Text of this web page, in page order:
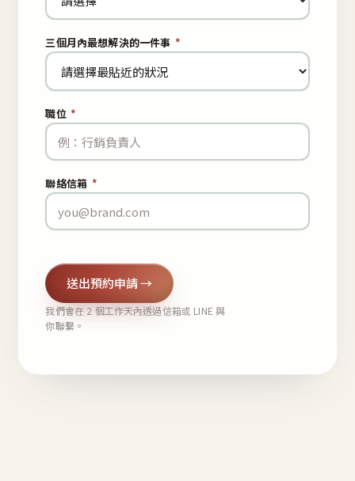
三個月內最想解決的一件事 *
職位 *
聯絡信箱 *
送出預約申請 →
我們會在 2 個工作天內透過信箱或 LINE 與
你聯繫。